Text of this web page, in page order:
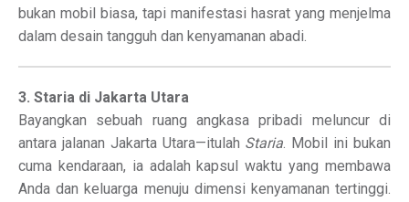
bukan mobil biasa, tapi manifestasi hasrat yang menjelma
dalam desain tangguh dan kenyamanan abadi.
3. Staria di Jakarta Utara
Bayangkan sebuah ruang angkasa pribadi meluncur di
antara jalanan Jakarta Utara—itulah Staria. Mobil ini bukan
cuma kendaraan, ia adalah kapsul waktu yang membawa
Anda dan keluarga menuju dimensi kenyamanan tertinggi.